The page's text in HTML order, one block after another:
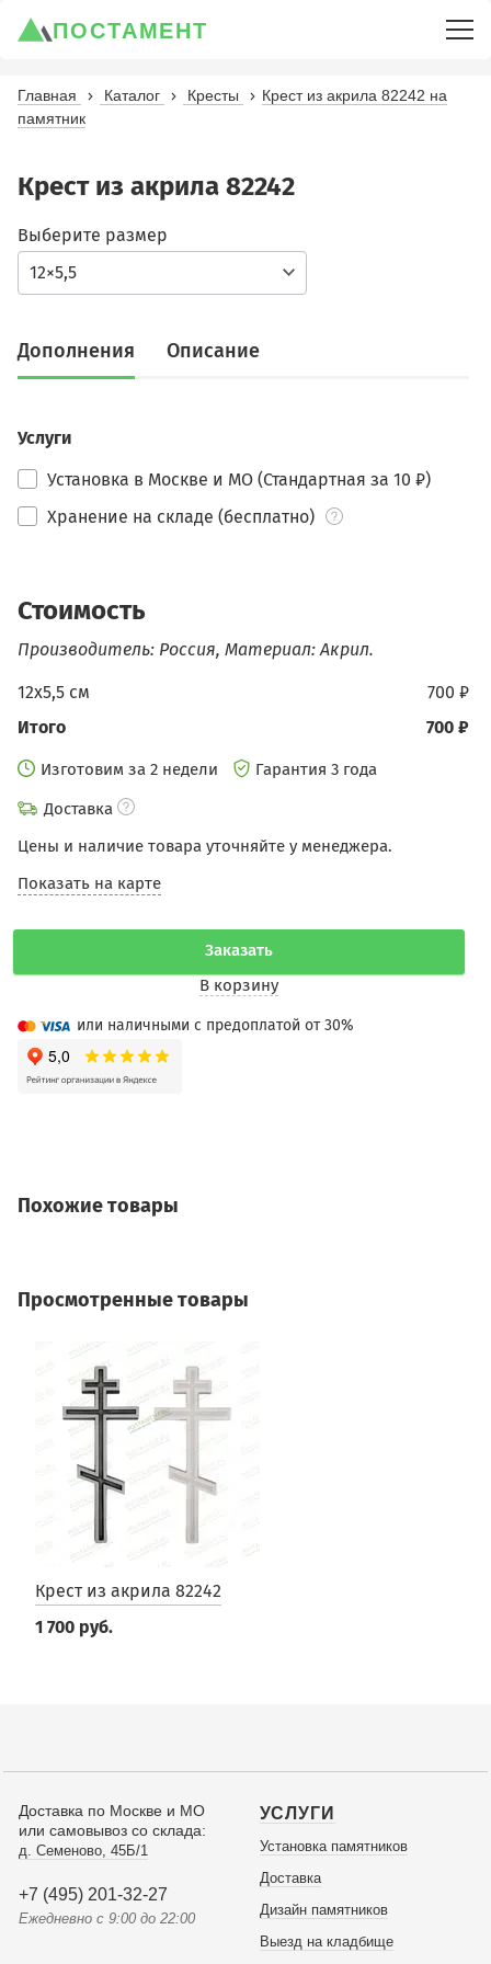
ПОСТАМЕНТ
Главная Каталог Кресты
Крест из акрила 82242 на
памятник
Крест из акрила 82242
12×5,5
Выберите размер
Дополнения Описание
Услуги
Установка в Москве и МО (Стандартная за 10 ₽)
Хранение на складе (бесплатно)
Стоимость
Производитель: Россия, Материал: Акрил.
700 ₽
12х5,5 см
700 ₽
Итого
Изготовим за 2 недели
Гарантия 3 года
Доставка
Цены и наличие товара уточняйте у менеджера.
Показать на карте
Заказать
В корзину
или наличными с предоплатой от 30%
Похожие товары
Просмотренные товары
Крест из акрила 82242
1 700 руб.
Доставка по Москве и МО
или самовывоз со склада:
д. Семеново, 45Б/1
+7 (495) 201-32-27
Ежедневно с 9:00 до 22:00
УСЛУГИ
Установка памятников
Доставка
Дизайн памятников
Выезд на кладбище